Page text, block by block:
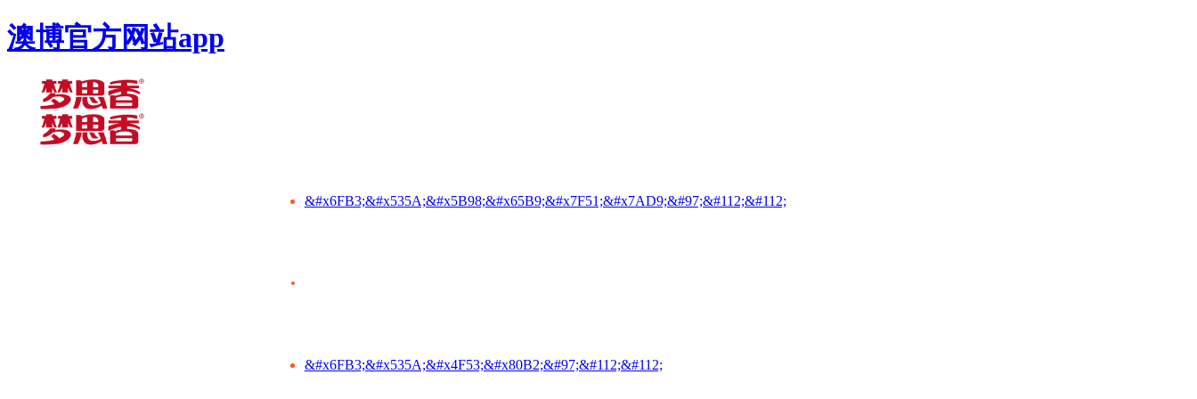
澳博官方网站app
&#x6FB3;&#x535A;&#x5B98;&#x65B9;&#x7F51;&#x7AD9;&#97;&#112;&#112;
&#x6FB3;&#x535A;&#x4F53;&#x80B2;&#97;&#112;&#112;